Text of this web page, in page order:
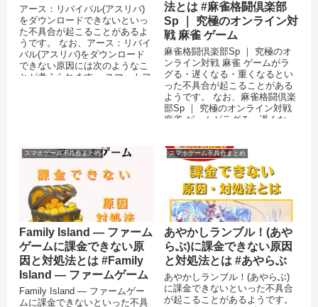
アース：リバイバル(アスリバ)
をダウンロードできないといっ
た不具合が起こることがあるよ
うです。 なお、アース：リバイ
バル(アスリバ)をダウンロード
できない原因には次のようなこ
とが考えられます。 スマートフ
法とは #麻雀格闘倶楽部
Sp ｜ 究極のオンライン対
戦 麻雀 ゲーム
麻雀格闘倶楽部Sp ｜ 究極のオ
ンライン対戦 麻雀 ゲームがラ
グる・遅くなる・重くなるとい
った不具合が起こることがある
ようです。 なお、麻雀格闘倶楽
部Sp ｜ 究極のオンライン対戦
麻雀 ゲームがラグる・遅くな
スマホゲーム不具合まとめ
Family Island — ファーム
ゲームに課金できない原
因と対処法とは #Family
Island — ファームゲーム
Family Island — ファームゲー
ムに課金できないといった不具
スマホゲーム不具合まとめ
あやかしランブル！(あや
らぶ)に課金できない原因
と対処法とは #あやらぶ
あやかしランブル！(あやらぶ)
に課金できないといった不具合
が起こることがあるようです。